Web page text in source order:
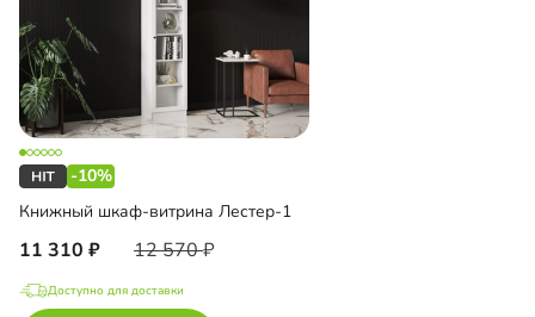
-10%
Книжный шкаф-витрина Лестер-1
11 310 12 570
Доступно для доставки